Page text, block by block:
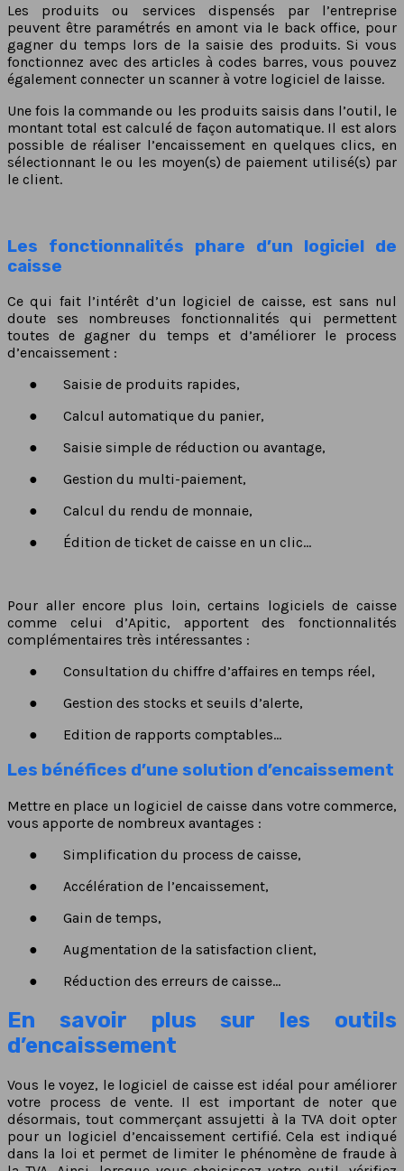
Les produits ou services dispensés par l’entreprise
peuvent être paramétrés en amont via le back office, pour
gagner du temps lors de la saisie des produits. Si vous
fonctionnez avec des articles à codes barres, vous pouvez
également connecter un scanner à votre logiciel de laisse.
Une fois la commande ou les produits saisis dans l’outil, le
montant total est calculé de façon automatique. Il est alors
possible de réaliser l’encaissement en quelques clics, en
sélectionnant le ou les moyen(s) de paiement utilisé(s) par
le client.
Les fonctionnalités phare d’un logiciel de
caisse
Ce qui fait l’intérêt d’un logiciel de caisse, est sans nul
doute ses nombreuses fonctionnalités qui permettent
toutes de gagner du temps et d’améliorer le process
d’encaissement :
●
Saisie de produits rapides,
●
Calcul automatique du panier,
●
Saisie simple de réduction ou avantage,
●
Gestion du multi-paiement,
●
Calcul du rendu de monnaie,
●
Édition de ticket de caisse en un clic…
Pour aller encore plus loin, certains logiciels de caisse
comme celui d’Apitic, apportent des fonctionnalités
complémentaires très intéressantes :
●
Consultation du chiffre d’affaires en temps réel,
●
Gestion des stocks et seuils d’alerte,
●
Edition de rapports comptables…
Les bénéfices d’une solution d’encaissement
Mettre en place un logiciel de caisse dans votre commerce,
vous apporte de nombreux avantages :
●
Simplification du process de caisse,
●
Accélération de l’encaissement,
●
Gain de temps,
●
Augmentation de la satisfaction client,
●
Réduction des erreurs de caisse…
En savoir plus sur les outils
d’encaissement
Vous le voyez, le logiciel de caisse est idéal pour améliorer
votre process de vente. Il est important de noter que
désormais, tout commerçant assujetti à la TVA doit opter
pour un logiciel d’encaissement certifié. Cela est indiqué
dans la loi et permet de limiter le phénomène de fraude à